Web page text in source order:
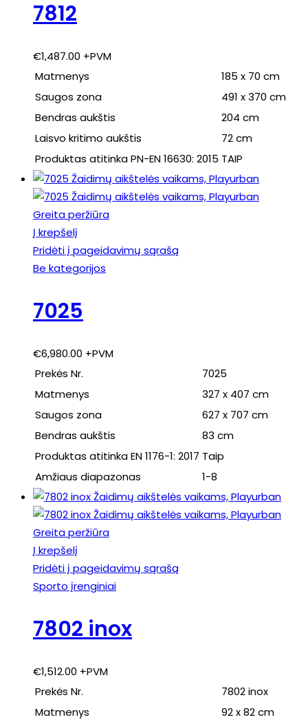
7812
€1,487.00 +PVM
Matmenys
185 x 70 cm
Saugos zona
491 x 370 cm
Bendras aukštis
204 cm
Laisvo kritimo aukštis
72 cm
Produktas atitinka PN-EN 16630: 2015 TAIP
Greita peržiūra
Į krepšelį
Pridėti į pageidavimų sąrašą
Be kategorijos
7025
€6,980.00 +PVM
Prekės Nr.
7025
Matmenys
327 x 407 cm
Saugos zona
627 x 707 cm
Bendras aukštis
83 cm
Produktas atitinka EN 1176-1: 2017 Taip
Amžiaus diapazonas
1-8
Greita peržiūra
Į krepšelį
Pridėti į pageidavimų sąrašą
Sporto įrenginiai
7802 inox
€1,512.00 +PVM
Prekės Nr.
7802 inox
Matmenys
92 x 82 cm